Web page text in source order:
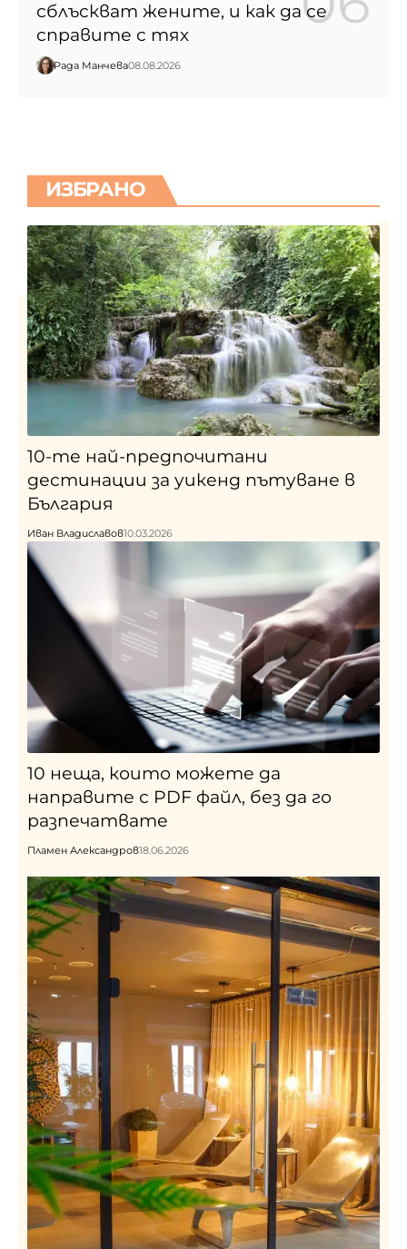
сблъскват жените, и как да се
справите с тях
Рада Манчева08.08.2026
ИЗБРАНО
10-те най-предпочитани
дестинации за уикенд пътуване в
България
Иван Владиславов10.03.2026
10 неща, които можете да
направите с PDF файл, без да го
разпечатвате
Пламен Александров18.06.2026